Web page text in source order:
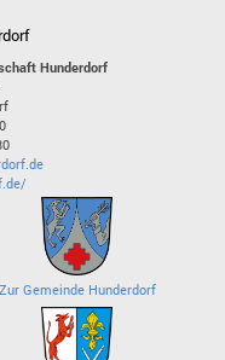
Hunderdorf
Zur Gemeinde Hunderdorf